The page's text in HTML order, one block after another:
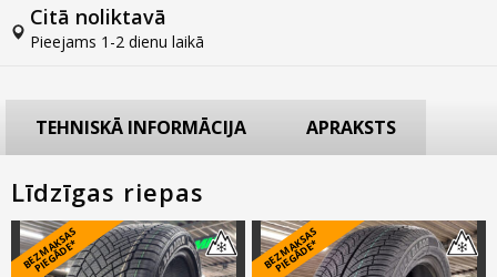
Citā noliktavā
Pieejams 1-2 dienu laikā
TEHNISKĀ INFORMĀCIJA APRAKSTS
Līdzīgas riepas
B
E
Z
M
A
K
S
A
S
PI
E
G
Ā
D
E
* B
E
Z
M
A
K
S
A
S
PI
E
G
Ā
D
E
*